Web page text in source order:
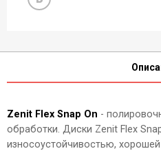
Zenit Flex Snap On -
обработки. Диски Zenit Flex
износоустойчивостью,